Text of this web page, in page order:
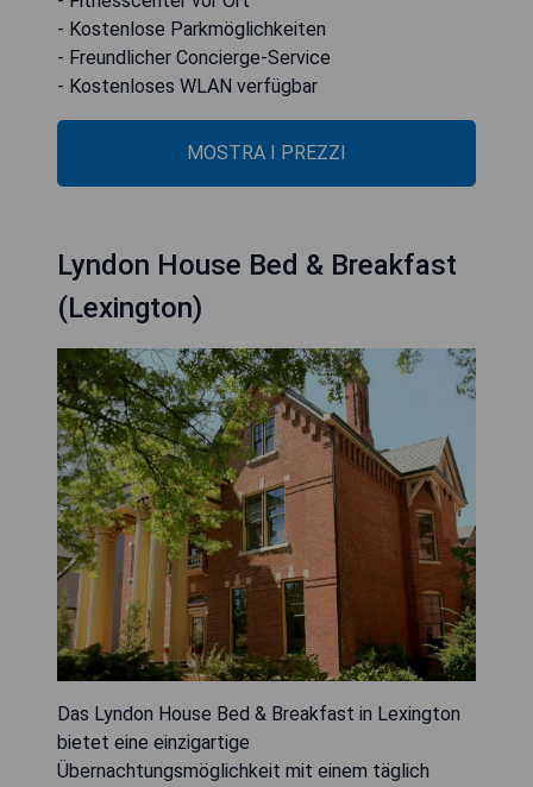
- Kostenlose Parkmöglichkeiten
- Freundlicher Concierge-Service
- Kostenloses WLAN verfügbar
MOSTRA I PREZZI
Lyndon House Bed & Breakfast
(Lexington)
Das Lyndon House Bed & Breakfast in Lexington
bietet eine einzigartige
Übernachtungsmöglichkeit mit einem täglich